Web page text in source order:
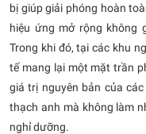
bị giúp giải phóng hoàn
hiệu ứng mở rộng không
Trong khi đó, tại các khu
tế mang lại một mặt trần
giá trị nguyên bản của
thạch anh mà không làm
nghỉ dưỡng.